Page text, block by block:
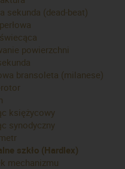
sekunda (dead-beat)
powierzchni
bransoleta (milanese)
księżycowy
synodyczny
szkło (Hardlex)
mechanizmu